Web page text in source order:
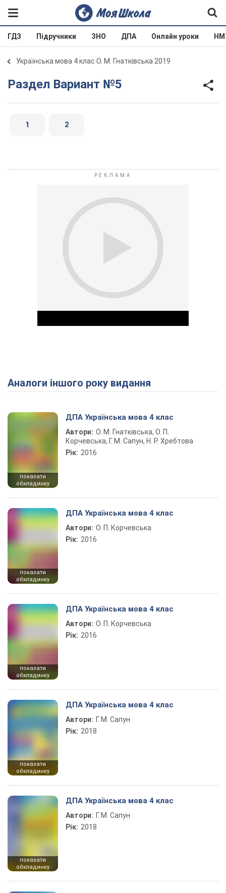
ГДЗ Підручники ЗНО ДПА Онлайн уроки
Українська мова 4 клас О. М. Гнатківська 2019
Раздел Вариант №5
1 2
Play Video
Аналоги іншого року видання
показати
обкладинку
ДПА Українська мова 4 клас
Автори: О. М. Гнатківська, О. П.
Корчевська, Г. М. Сапун, Н. Р. Хребтова
Рік: 2016
показати
обкладинку
ДПА Українська мова 4 клас
Автори: О. П. Корчевська
Рік: 2016
показати
обкладинку
ДПА Українська мова 4 клас
Автори: О. П. Корчевська
Рік: 2016
показати
обкладинку
ДПА Українська мова 4 клас
Автори: Г. М. Сапун
Рік: 2018
показати
обкладинку
ДПА Українська мова 4 клас
Автори: Г. М. Сапун
Рік: 2018